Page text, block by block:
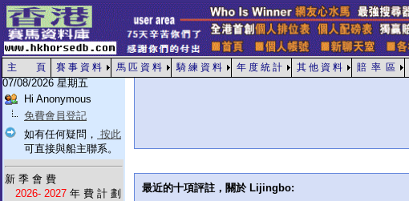
主 頁 賽 事 資 料 馬 匹 資 料 騎 練 資 料 年 度 統 計 其 他 資 料 賠 率 區
07/08/2026 星期五
Hi Anonymous
免費會員登記
如有任何疑問， 按此
可直接與船主聯系。
新 季 會 費
2026- 2027 年 費 計 劃
最近的十項評註，關於 Lijingbo: